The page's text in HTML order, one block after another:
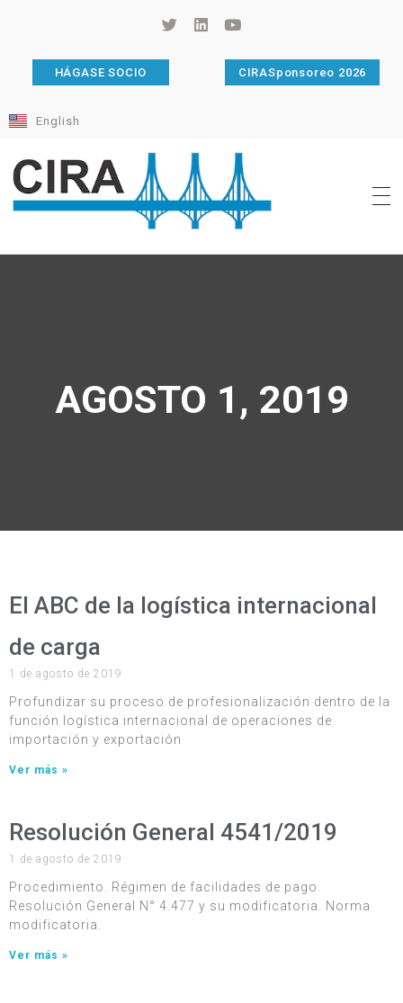
HÁGASE SOCIO CIRASponsoreo 2026
English
AGOSTO 1, 2019
El ABC de la logística internacional
de carga
1 de agosto de 2019
Profundizar su proceso de profesionalización dentro de la
función logística internacional de operaciones de
importación y exportación
Ver más »
Resolución General 4541/2019
1 de agosto de 2019
Procedimiento. Régimen de facilidades de pago.
Resolución General N° 4.477 y su modificatoria. Norma
modificatoria.
Ver más »